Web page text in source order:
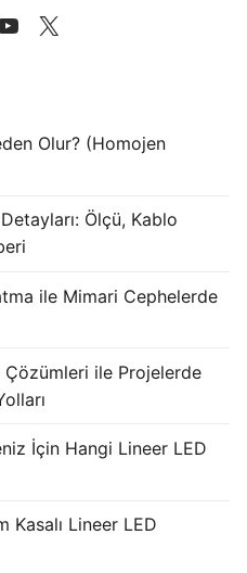
Şerit LED
LED Profilleri
Sistemleri
LED Driver
Olur? (Homojen
Ölçü, Kablo
ile Mimari Cephelerde
Çözümleri ile Projelerde
İçin Hangi Lineer LED
Kasalı Lineer LED